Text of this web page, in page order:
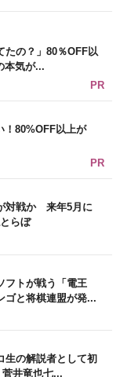
たの？」80％OFF以
本気が...
PR
！80%OFF以上が
PR
対戦か 来年5月に
らぼ
フトが戦う「電王
と将棋連盟が発...
生の解説者として初
井竜也七...